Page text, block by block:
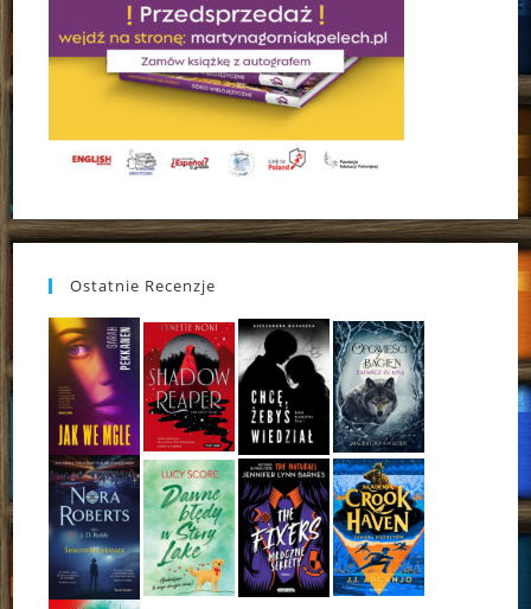
Ostatnie Recenzje